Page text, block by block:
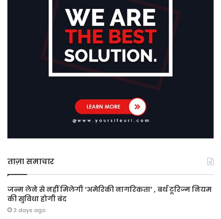
ताज़ा समाचार
जन्म लेने से नहीं मिलेगी ‘अमेरिकी नागरिकता’ , बर्थ टूरिज्म नियम
की सुविधा होगी बंद
3 days ago